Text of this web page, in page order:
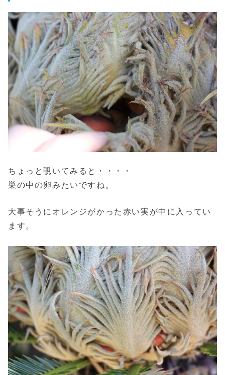
ちょっと覗いてみると・・・・
巣の中の卵みたいですね。
大事そうにオレンジがかった赤い実が中に入ってい
ます。